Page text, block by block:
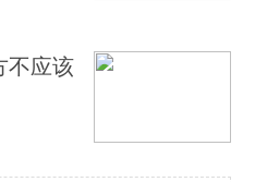
不应该